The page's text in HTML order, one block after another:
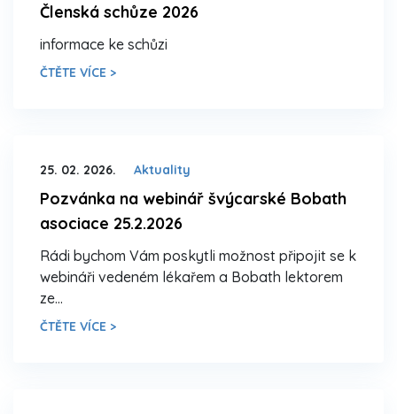
Členská schůze 2026
informace ke schůzi
ČTĚTE VÍCE >
25. 02. 2026. Aktuality
Pozvánka na webinář švýcarské Bobath
asociace 25.2.2026
Rádi bychom Vám poskytli možnost připojit se k
webináři vedeném lékařem a Bobath lektorem
ze…
ČTĚTE VÍCE >